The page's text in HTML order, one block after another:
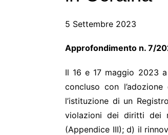
5 Settembre 2023
Il 16 e 17 maggio 2023
concluso con
l’istituzione di un
violazioni dei diritti dei
(Appendice III); d) il